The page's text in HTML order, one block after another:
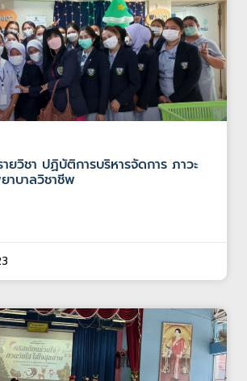
ยวิชา ปฏิบัติการบริหารจัดการ ภาวะ
าบาลวิชาชีพ